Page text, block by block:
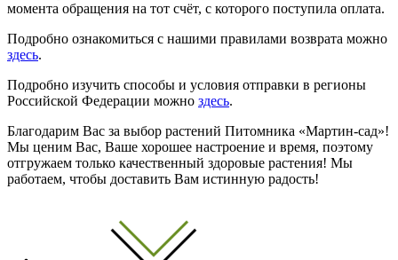
момента обращения на тот счёт, с которого поступила оплата.
Подробно ознакомиться с нашими правилами возврата можно
здесь.
Подробно изучить способы и условия отправки в регионы
Российской Федерации можно здесь.
Благодарим Вас за выбор растений Питомника «Мартин-сад»!
Мы ценим Вас, Ваше хорошее настроение и время, поэтому
отгружаем только качественный здоровые растения! Мы
работаем, чтобы доставить Вам истинную радость!